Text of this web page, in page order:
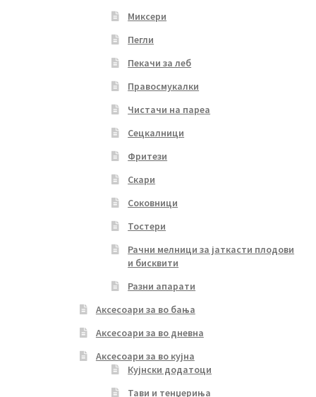
Миксери
Пегли
Пекачи за леб
Правосмукалки
Чистачи на пареа
Сецкалници
Фритези
Скари
Соковници
Тостери
Рачни мелници за јаткасти плодови
и бисквити
Разни апарати
Аксесоари за во бања
Аксесоари за во дневна
Аксесоари за во кујна
Кујнски додатоци
Тави и тенџериња